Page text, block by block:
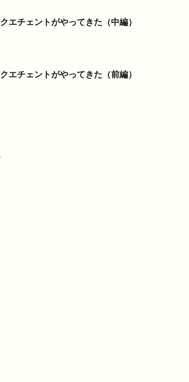
エチェントがやってきた（中編）
エチェントがやってきた（前編）